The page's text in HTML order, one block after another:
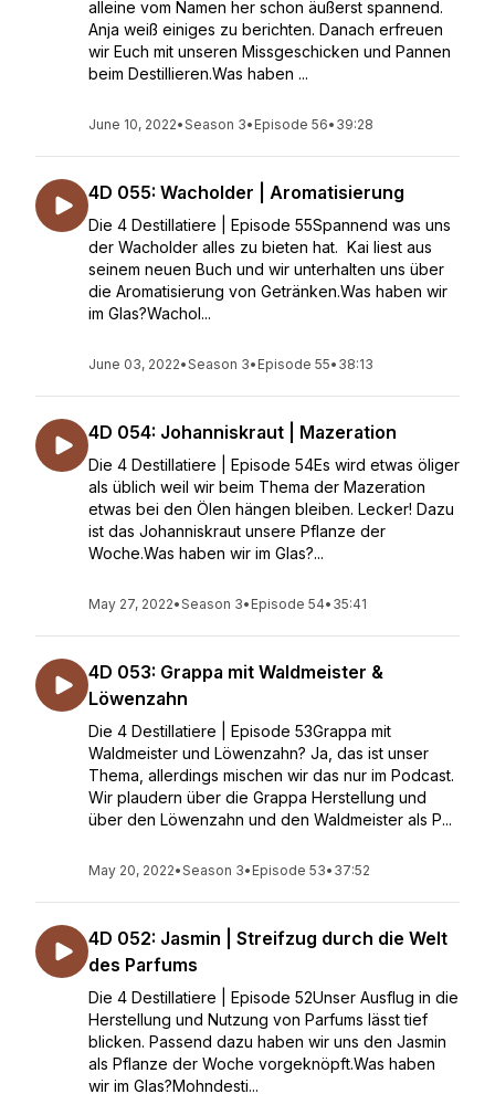
alleine vom Namen her schon äußerst spannend.
Anja weiß einiges zu berichten. Danach erfreuen
wir Euch mit unseren Missgeschicken und Pannen
beim Destillieren.Was haben ...
June 10, 2022•Season 3• Episode 56• 39:28
4D 055: Wacholder | Aromatisierung
Die 4 Destillatiere | Episode 55Spannend was uns
der Wacholder alles zu bieten hat. Kai liest aus
seinem neuen Buch und wir unterhalten uns über
die Aromatisierung von Getränken.Was haben wir
im Glas?Wachol...
June 03, 2022•Season 3• Episode 55• 38:13
4D 054: Johanniskraut | Mazeration
Die 4 Destillatiere | Episode 54Es wird etwas öliger
als üblich weil wir beim Thema der Mazeration
etwas bei den Ölen hängen bleiben. Lecker! Dazu
ist das Johanniskraut unsere Pflanze der
Woche.Was haben wir im Glas?...
May 27, 2022•Season 3• Episode 54• 35:41
4D 053: Grappa mit Waldmeister &
Löwenzahn
Die 4 Destillatiere | Episode 53Grappa mit
Waldmeister und Löwenzahn? Ja, das ist unser
Thema, allerdings mischen wir das nur im Podcast.
Wir plaudern über die Grappa Herstellung und
über den Löwenzahn und den Waldmeister als P...
May 20, 2022•Season 3• Episode 53• 37:52
4D 052: Jasmin | Streifzug durch die Welt
des Parfums
Die 4 Destillatiere | Episode 52Unser Ausflug in die
Herstellung und Nutzung von Parfums lässt tief
blicken. Passend dazu haben wir uns den Jasmin
als Pflanze der Woche vorgeknöpft.Was haben
wir im Glas?Mohndesti...